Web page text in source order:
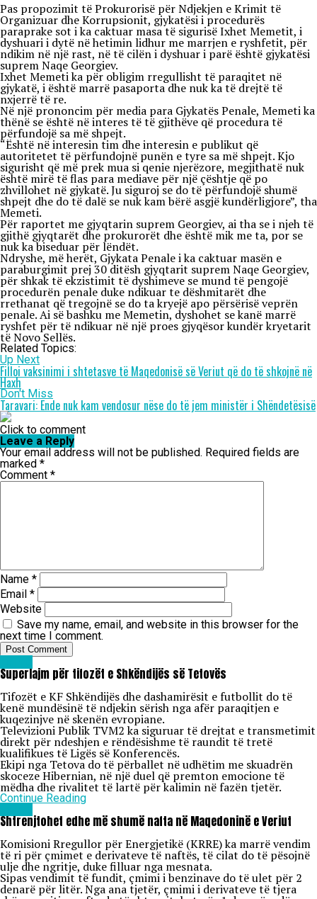
Pas propozimit të Prokurorisë për Ndjekjen e Krimit të
Organizuar dhe Korrupsionit, gjykatësi i procedurës
paraprake sot i ka caktuar masa të sigurisë Ixhet Memetit, i
dyshuari i dytë në hetimin lidhur me marrjen e ryshfetit, për
ndikim në një rast, në të cilën i dyshuar i parë është gjykatësi
suprem Naqe Georgiev.
Ixhet Memeti ka për obligim rregullisht të paraqitet në
gjykatë, i është marrë pasaporta dhe nuk ka të drejtë të
nxjerrë të re.
Në një prononcim për media para Gjykatës Penale, Memeti ka
thënë se është në interes të të gjithëve që procedura të
përfundojë sa më shpejt.
“Është në interesin tim dhe interesin e publikut që
autoritetet të përfundojnë punën e tyre sa më shpejt. Kjo
sigurisht që më prek mua si qenie njerëzore, megjithatë nuk
është mirë të flas para mediave për një çështje që po
zhvillohet në gjykatë. Ju siguroj se do të përfundojë shumë
shpejt dhe do të dalë se nuk kam bërë asgjë kundërligjore”, tha
Memeti.
Për raportet me gjyqtarin suprem Georgiev, ai tha se i njeh të
gjithë gjyqtarët dhe prokurorët dhe është mik me ta, por se
nuk ka biseduar për lëndët.
Ndryshe, më herët, Gjykata Penale i ka caktuar masën e
paraburgimit prej 30 ditësh gjyqtarit suprem Naqe Georgiev,
për shkak të ekzistimit të dyshimeve se mund të pengojë
procedurën penale duke ndikuar te dëshmitarët dhe
rrethanat që tregojnë se do ta kryejë apo përsërisë veprën
penale. Ai së bashku me Memetin, dyshohet se kanë marrë
ryshfet për të ndikuar në një proes gjyqësor kundër kryetarit
të Novo Sellës.
Related Topics:
Up Next
Filloi vaksinimi i shtetasve të Maqedonisë së Veriut që do të shkojnë në
Haxh
Don't Miss
Taravari: Ende nuk kam vendosur nëse do të jem ministër i Shëndetësisë
Click to comment
Leave a Reply
Your email address will not be published. Required fields are
marked *
Comment *
Name *
Email *
Website
Save my name, email, and website in this browser for the
next time I comment.
Superlajm për tifozët e Shkëndijës së Tetovës
Tifozët e KF Shkëndijës dhe dashamirësit e futbollit do të
kenë mundësinë të ndjekin sërish nga afër paraqitjen e
kuqezinjve në skenën evropiane.
Televizioni Publik TVM2 ka siguruar të drejtat e transmetimit
direkt për ndeshjen e rëndësishme të raundit të tretë
kualifikues të Ligës së Konferencës.
Ekipi nga Tetova do të përballet në udhëtim me skuadrën
skoceze Hibernian, në një duel që premton emocione të
mëdha dhe rivalitet të lartë për kalimin në fazën tjetër.
Continue Reading
Shtrenjtohet edhe më shumë nafta në Maqedoninë e Veriut
Komisioni Rregullor për Energjetikë (KRRE) ka marrë vendim
të ri për çmimet e derivateve të naftës, të cilat do të pësojnë
ulje dhe ngritje, duke filluar nga mesnata.
Sipas vendimit të fundit, çmimi i benzinave do të ulet për 2
denarë për litër. Nga ana tjetër, çmimi i derivateve të tjera